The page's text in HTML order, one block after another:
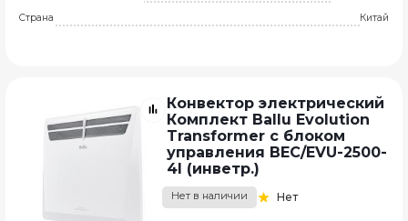
Страна
Китай
Конвектор электрический
Комплект Ballu Evolution
Transformer с блоком
управления BEC/EVU-2500-
4I (инветр.)
Нет в наличии Нет